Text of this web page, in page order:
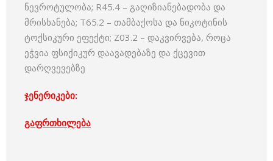
ნევროტულობა; R45.4 – გაღიზიანებადობა და
მრისხანება; T65.2 – თამბაქოსა და ნიკოტინის
ტოქსიკური ეფექტი; Z03.2 – დაკვირვება, როცა
ეჭვია ფსიქიკურ დაავადებაზე და ქცევით
დარღვევებზე
ჯენერიკები:
გაფრთხილება